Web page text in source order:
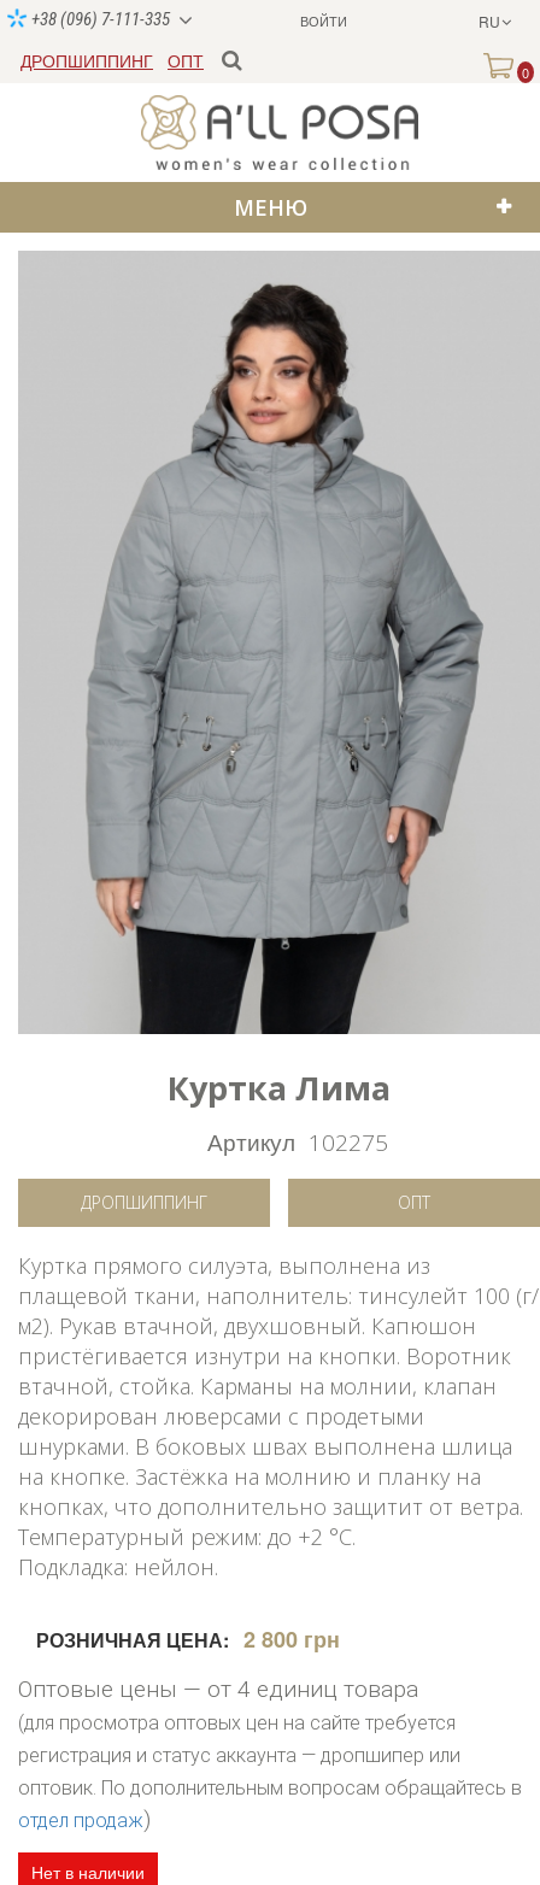
ВОЙТИ RU
+38 (096) 7-111-335
ДРОПШИППИНГ ОПТ
0
МЕНЮ
Куртка Лима
Артикул 102275
ДРОПШИППИНГ ОПТ
Куртка прямого силуэта, выполнена из
плащевой ткани, наполнитель: тинсулейт 100 (г/
м2). Рукав втачной, двухшовный. Капюшон
пристёгивается изнутри на кнопки. Воротник
втачной, стойка. Карманы на молнии, клапан
декорирован люверсами с продетыми
шнурками. В боковых швах выполнена шлица
на кнопке. Застёжка на молнию и планку на
кнопках, что дополнительно защитит от ветра.
Температурный режим: до +2 °C.
Подкладка: нейлон.
РОЗНИЧНАЯ ЦЕНА: 2 800 грн
Оптовые цены — от 4 единиц товара
(для просмотра оптовых цен на сайте требуется
регистрация и статус аккаунта — дропшипер или
оптовик. По дополнительным вопросам обращайтесь в
отдел продаж)
Нет в наличии